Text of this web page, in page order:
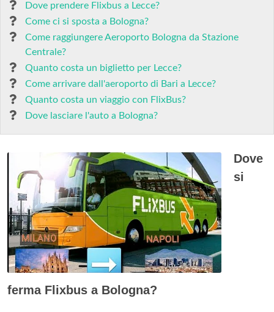
Dove prendere Flixbus a Lecce?
Come ci si sposta a Bologna?
Come raggiungere Aeroporto Bologna da Stazione
Centrale?
Quanto costa un biglietto per Lecce?
Come arrivare dall'aeroporto di Bari a Lecce?
Quanto costa un viaggio con FlixBus?
Dove lasciare l'auto a Bologna?
Dove
si
ferma Flixbus a Bologna?